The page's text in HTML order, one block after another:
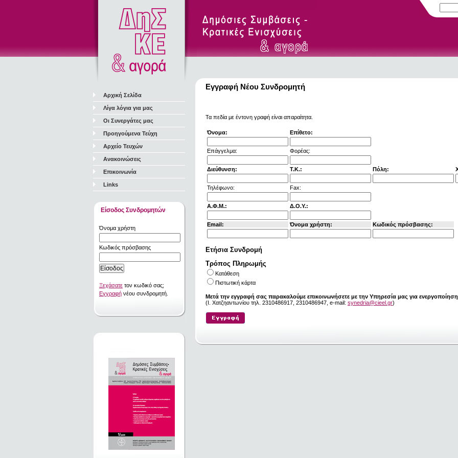
Αρχική Σελίδα
Λίγα λόγια για μας
Οι Συνεργάτες μας
Προηγούμενα Τεύχη
Αρχείο Τευχών
Ανακοινώσεις
Επικοινωνία
Links
Είσοδος Συνδρομητών
Όνομα χρήστη
Κωδικός πρόσβασης
Ξεχάσατε τον κωδικό σας;
Εγγραφή νέου συνδρομητή.
Εγγραφή Νέου Συνδρομητή
Τα πεδία με έντονη γραφή είναι απαραίτητα.
Όνομα: Επίθετο:
Επάγγελμα: Φορέας:
Διεύθυνση: Τ.Κ.: Πόλη:
Τηλέφωνο: Fax:
Α.Φ.Μ.: Δ.Ο.Υ.:
Email: Όνομα χρήστη: Κωδικός πρόσβασης:
Ετήσια Συνδρομή
Τρόπος Πληρωμής
Κατάθεση
Πιστωτική κάρτα
Μετά την εγγραφή σας παρακαλούμε επικοινωνήσετε με την Υπηρεσία μας για
(I. Χατζηαντωνίου τηλ. 2310486917, 2310486947, e-mail: synedria@cieel.gr)